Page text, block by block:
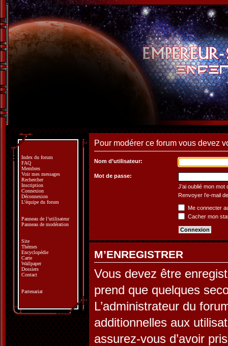
Pour modérer ce forum vous devez
Nom d’utilisateur:
Mot de passe:
J’ai oublié mon mot
Renvoyer l’e-mail
Me connecter
Cacher mon
M’ENREGISTRER
Vous devez être
prend que quelques
L’administrateur du
additionnelles aux
assurez-vous d’avoir
Index du forum
FAQ
Membres
Voir mes messages
Rechercher
Inscription
Connexion
Déconnexion
L’équipe du forum
Panneau de l’utilisateur
Panneau de modération
Site
Thèmes
Encyclopédie
Carte
Wallpaper
Dossiers
Contact
Partenariat